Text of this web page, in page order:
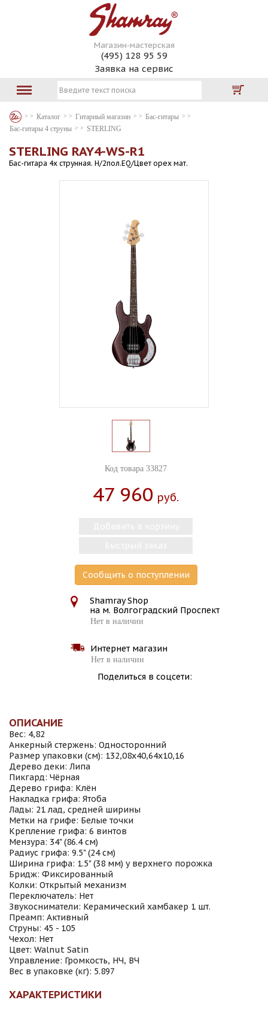
Магазин-мастерская
(495) 128 95 59
Заявка на сервис
Каталог Гитарный магазин
Бас-гитары
Бас-гитары 4 струны
STERLING
STERLING RAY4-WS-R1
Бас-гитара 4х струнная. H/2пол.EQ/Цвет орех мат.
Код товара 33827
47 960 Руб.
Сообщить о поступлении
Shamray Shop
на м. Волгоградский Проспект
Нет в наличии
Интернет магазин
Нет в наличии
Поделиться в соцсети:
ОПИСАНИЕ
Вес: 4,82
Анкерный стержень: Односторонний
Размер упаковки (см): 132,08х40,64х10,16
Дерево деки: Липа
Пикгард: Чёрная
Дерево грифа: Клён
Накладка грифа: Ятоба
Лады: 21 лад, средней ширины
Метки на грифе: Белые точки
Крепление грифа: 6 винтов
Мензура: 34" (86.4 см)
Радиус грифа: 9.5" (24 см)
Ширина грифа: 1.5" (38 мм) у верхнего порожка
Бридж: Фиксированный
Колки: Открытый механизм
Переключатель: Нет
Звукосниматели: Керамический хамбакер 1 шт.
Преамп: Активный
Струны: 45 - 105
Чехол: Нет
Цвет: Walnut Satin
Управление: Громкость, НЧ, ВЧ
Вес в упаковке (кг): 5.897
ХАРАКТЕРИСТИКИ